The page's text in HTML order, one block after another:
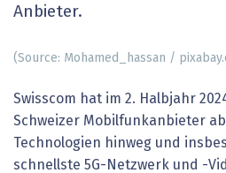
Anbieter.
(Source: Mohamed_hassan /
Swisscom hat im 2. Halbjahr
Schweizer Mobilfunkanbieter
Technologien hinweg und
schnellste 5G-Netzwerk und -